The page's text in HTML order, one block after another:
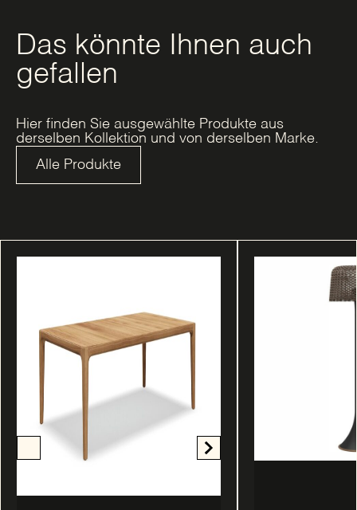
Das könnte Ihnen auch
gefallen
Hier finden Sie ausgewählte Produkte aus
derselben Kollektion und von derselben Marke.
Alle Produkte